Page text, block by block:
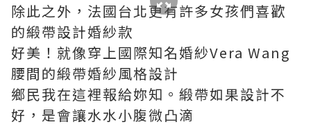
除此之外，法國台北更有許多女孩們喜歡
的緞帶設計婚紗款
好美！就像穿上國際知名婚紗Vera Wang
腰間的緞帶婚紗風格設計
鄉民我在這裡報給妳知。緞帶如果設計不
好，是會讓水水小腹微凸滴